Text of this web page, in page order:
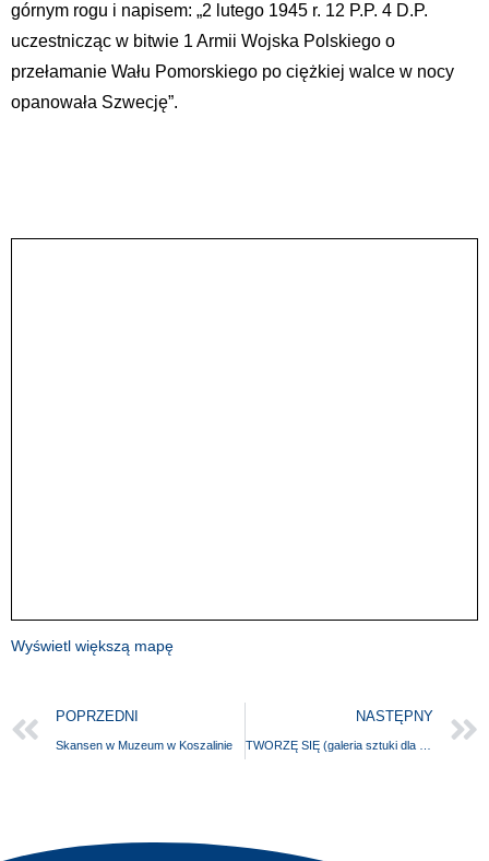
górnym rogu i napisem: „2 lutego 1945 r. 12 P.P. 4 D.P.
uczestnicząc w bitwie 1 Armii Wojska Polskiego o
przełamanie Wału Pomorskiego po ciężkiej walce w nocy
opanowała Szwecję”.
Wyświetl większą mapę
POPRZEDNI
Skansen w Muzeum w Koszalinie
NASTĘPNY